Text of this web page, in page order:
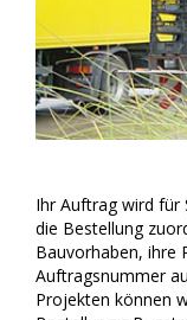
Ihr Auftrag wird für
die Bestellung
Bauvorhaben, ihre
Auftragsnummer
Projekten können